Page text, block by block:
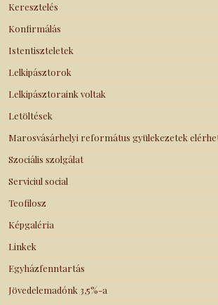
Keresztelés
Konfirmálás
Istentiszteletek
Lelkipásztorok
Lelkipásztoraink voltak
Letöltések
Marosvásárhelyi református gyülekezetek
Szociális szolgálat
Serviciul social
Teofilosz
Képgaléria
Linkek
Egyházfenntartás
Jövedelemadónk 3,5%-a